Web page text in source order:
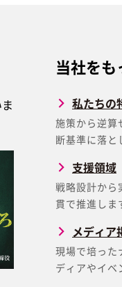
当社を
私たちの
施策から逆算
断基準に落と
支援領域
戦略設計から
貫で推進しま
メディア
現場で培った
ディアやイベ